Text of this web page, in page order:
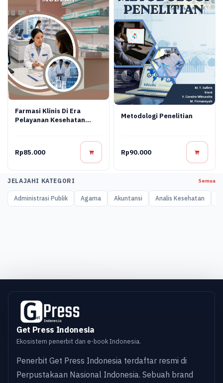
Farmasi Klinis Di Era
Pelayanan Kesehatan
Rp85.000
Metodologi Penelitian
Rp90.000
JELAJAHI KATEGORI Semua
Administrasi Publik Agama Akuntansi Analis Kesehatan
Get Press Indonesia
Ekosistem penerbit dan e-book Indonesia.
Penerbit Get Press Indonesia terdaftar resmi di
Perpustakaan Nasional Indonesia. Sebuah brand